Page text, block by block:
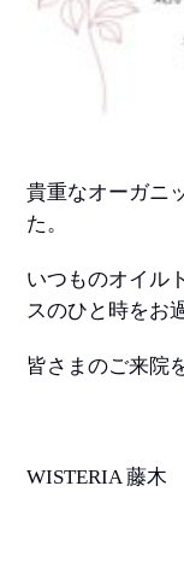
貴重なオーガニ
た。
いつものオイル
スのひと時をお
皆さまのご来院
WISTERIA 藤木